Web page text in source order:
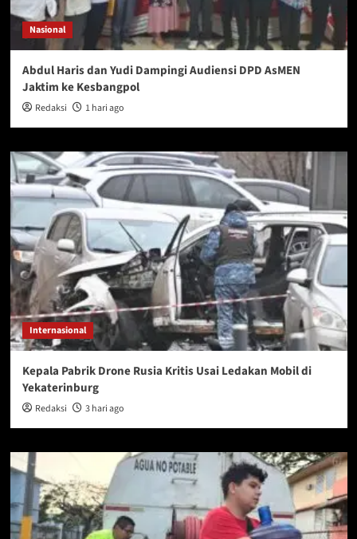
Nasional
Abdul Haris dan Yudi Dampingi Audiensi DPD AsMEN
Jaktim ke Kesbangpol
Redaksi 1 hari ago
Internasional
Kepala Pabrik Drone Rusia Kritis Usai Ledakan Mobil di
Yekaterinburg
Redaksi 3 hari ago